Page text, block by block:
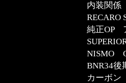
内装関係
RECARO
純正OP
NISMO
BNR34
カーボ